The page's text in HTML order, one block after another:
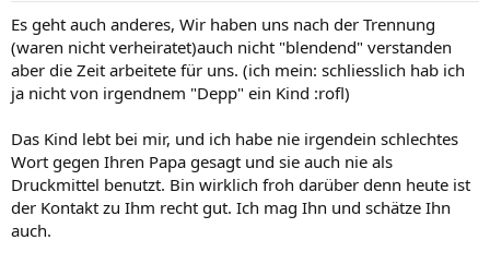
Es geht auch anderes, Wir haben uns nach der Trennung
(waren nicht verheiratet)auch nicht "blendend" verstanden
aber die Zeit arbeitete für uns. (ich mein: schliesslich hab ich
ja nicht von irgendnem "Depp" ein Kind :rofl)
Das Kind lebt bei mir, und ich habe nie irgendein schlechtes
Wort gegen Ihren Papa gesagt und sie auch nie als
Druckmittel benutzt. Bin wirklich froh darüber denn heute ist
der Kontakt zu Ihm recht gut. Ich mag Ihn und schätze Ihn
auch.